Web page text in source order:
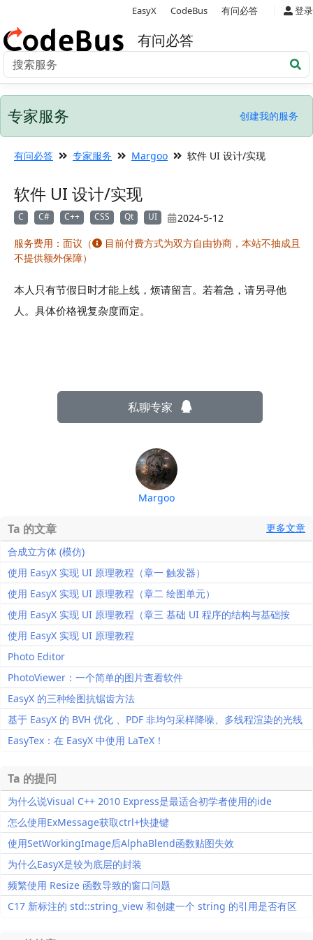
EasyX CodeBus 有问必答 登录
有问必答
专家服务 创建我的服务
有问必答 专家服务 Margoo 软件 UI 设计/实现
软件 UI 设计/实现
C C# C++ CSS Qt UI
2024-5-12
服务费用：面议 （
目前付费方式为双方自由协商，本站不抽成且
不提供额外保障）
本人只有节假日时才能上线，烦请留言。若着急，请另寻他
人。具体价格视复杂度而定。
私聊专家
Margoo
Ta 的文章
更多文章
合成立方体 (模仿)
使用 EasyX 实现 UI 原理教程（章一 触发器）
使用 EasyX 实现 UI 原理教程（章二 绘图单元）
使用 EasyX 实现 UI 原理教程（章三 基础 UI 程序的结构与基础按
钮）
使用 EasyX 实现 UI 原理教程
Photo Editor
PhotoViewer：一个简单的图片查看软件
EasyX 的三种绘图抗锯齿方法
基于 EasyX 的 BVH 优化 、PDF 非均匀采样降噪、多线程渲染的光线
追踪系统+基础原理讲解
EasyTex：在 EasyX 中使用 LaTeX！
Ta 的提问
为什么说Visual C++ 2010 Express是最适合初学者使用的ide
怎么使用ExMessage获取ctrl+快捷键
使用SetWorkingImage后AlphaBlend函数贴图失效
为什么EasyX是较为底层的封装
频繁使用 Resize 函数导致的窗口问题
C17 新标注的 std::string_view 和创建一个 string 的引用是否有区